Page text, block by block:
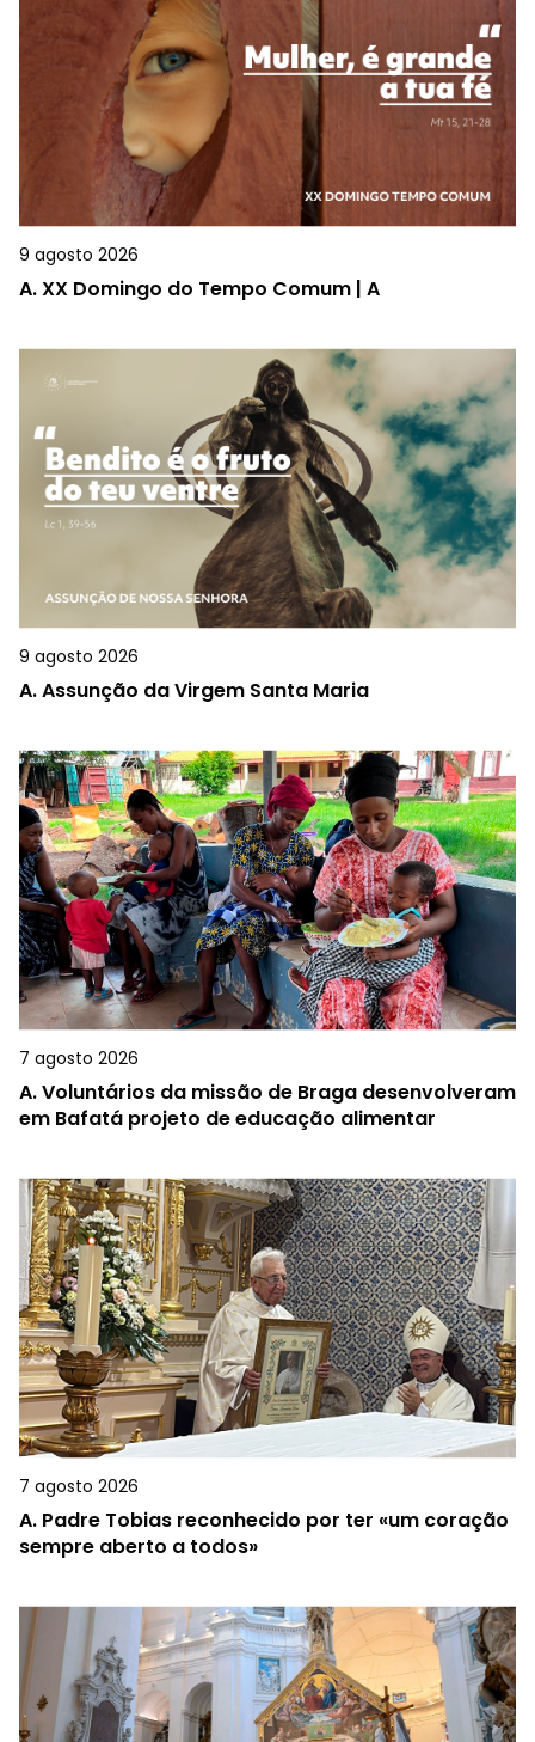
9 agosto 2026
A.XX Domingo do Tempo Comum | A
9 agosto 2026
A.Assunção da Virgem Santa Maria
7 agosto 2026
A.Voluntários da missão de Braga desenvolveram
em Bafatá projeto de educação alimentar
7 agosto 2026
A. Padre Tobias reconhecido por ter «um coração
sempre aberto a todos»